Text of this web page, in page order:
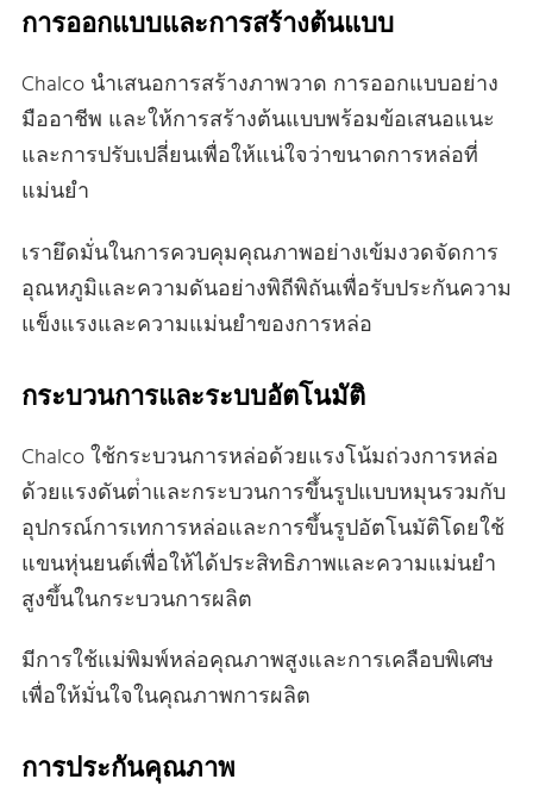
การออกแบบและการสร้างต้นแบบ
Chalco นําเสนอการสร้างภาพวาด การออกแบบอย่าง
มืออาชีพ และให้การสร้างต้นแบบพร้อมข้อเสนอแนะ
และการปรับเปลี่ยนเพื่อให้แน่ใจว่าขนาดการหล่อที่
แม่นยํา
เรายึดมั่นในการควบคุมคุณภาพอย่างเข้มงวดจัดการ
อุณหภูมิและความดันอย่างพิถีพิถันเพื่อรับประกันความ
แข็งแรงและความแม่นยําของการหล่อ
กระบวนการและระบบอัตโนมัติ
Chalco ใช้กระบวนการหล่อด้วยแรงโน้มถ่วงการหล่อ
ด้วยแรงดันต่ําและกระบวนการขึ้นรูปแบบหมุนรวมกับ
อุปกรณ์การเทการหล่อและการขึ้นรูปอัตโนมัติโดยใช้
แขนหุ่นยนต์เพื่อให้ได้ประสิทธิภาพและความแม่นยํา
สูงขึ้นในกระบวนการผลิต
มีการใช้แม่พิมพ์หล่อคุณภาพสูงและการเคลือบพิเศษ
เพื่อให้มั่นใจในคุณภาพการผลิต
การประกันคุณภาพ